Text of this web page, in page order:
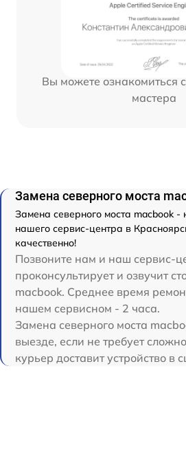
Вы можете ознакомиться
мастера
Замена северного моста
Замена северного моста macbook
нашего сервис-центра в
качественно!
Позвоните нам и наш сервис-
проконсультирует и озвучит
macbook. Среднее время
нашем сервисном - 2 часа.
Замена северного моста
выезде, если не требует
курьер доставит устройство в